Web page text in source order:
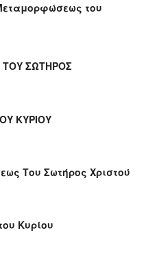
του
ΣΩΤΗΡΟΣ
ΚΥΡΙΟΥ
Του Σωτήρος Χριστού
Κυρίου